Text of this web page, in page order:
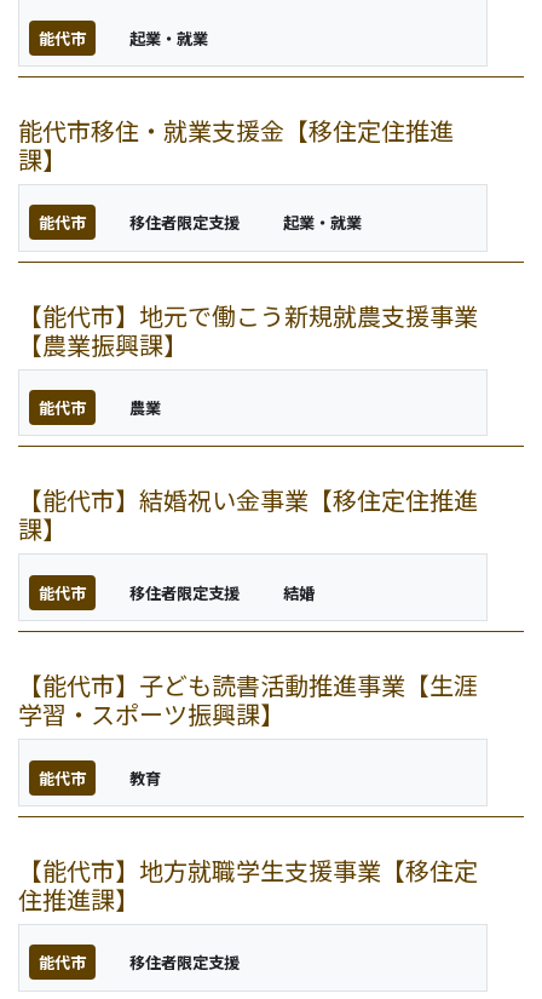
能代市 起業・就業
能代市移住・就業支援金【移住定住推進
課】
能代市 移住者限定支援 起業・就業
【能代市】地元で働こう新規就農支援事業
【農業振興課】
能代市 農業
【能代市】結婚祝い金事業【移住定住推進
課】
能代市 移住者限定支援 結婚
【能代市】子ども読書活動推進事業【生涯
学習・スポーツ振興課】
能代市 教育
【能代市】地方就職学生支援事業【移住定
住推進課】
能代市 移住者限定支援